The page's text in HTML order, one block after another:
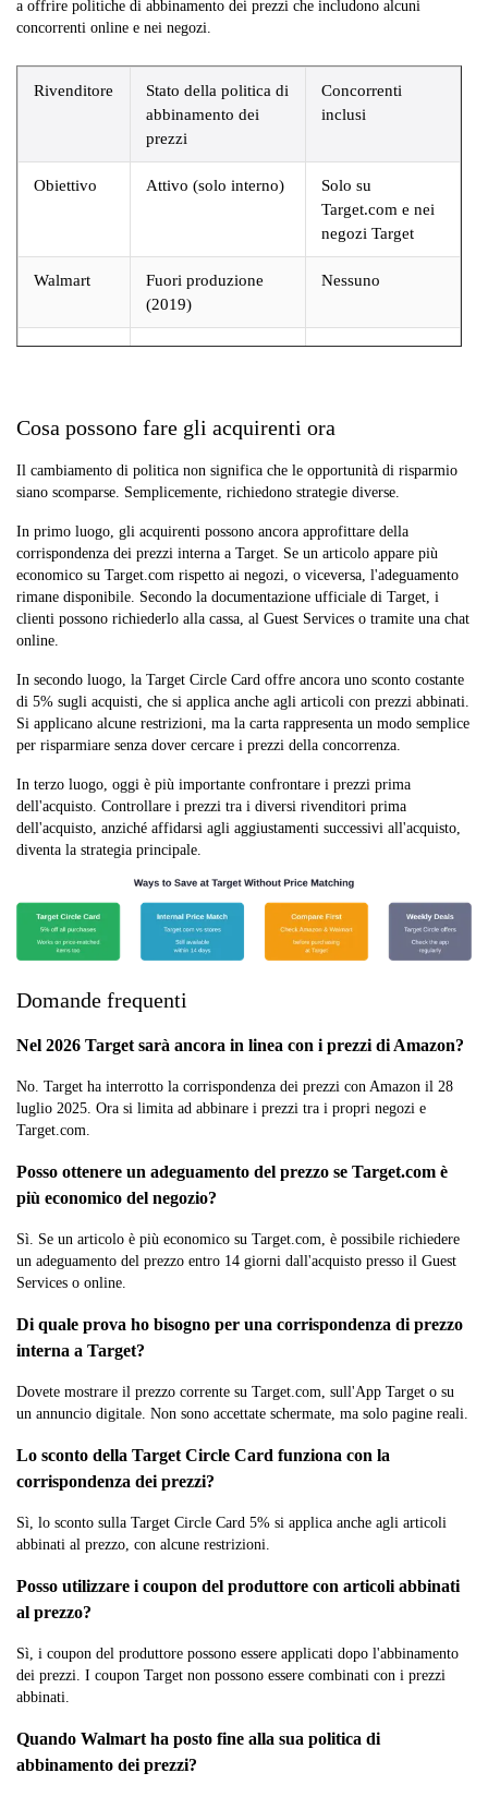
a offrire politiche di abbinamento dei prezzi che includono alcuni
concorrenti online e nei negozi.
Rivenditore
Stato della politica di
abbinamento dei
prezzi
Concorrenti
inclusi
Obiettivo Attivo (solo interno)
Solo su
Target.com e nei
negozi Target
Walmart
Fuori produzione
(2019)
Nessuno
Miglior
Attivo
Selezionare i
Home
Depot
Attivo
rivenditori online
e locali
Amazon Nessuno
Nessuna politica
formale
Cosa possono fare gli acquirenti ora
Il cambiamento di politica non significa che le opportunità di risparmio
siano scomparse. Semplicemente, richiedono strategie diverse.
In primo luogo, gli acquirenti possono ancora approfittare della
corrispondenza dei prezzi interna a Target. Se un articolo appare più
economico su Target.com rispetto ai negozi, o viceversa, l'adeguamento
rimane disponibile. Secondo la documentazione ufficiale di Target, i
clienti possono richiederlo alla cassa, al Guest Services o tramite una chat
online.
In secondo luogo, la Target Circle Card offre ancora uno sconto costante
di 5% sugli acquisti, che si applica anche agli articoli con prezzi abbinati.
Si applicano alcune restrizioni, ma la carta rappresenta un modo semplice
per risparmiare senza dover cercare i prezzi della concorrenza.
In terzo luogo, oggi è più importante confrontare i prezzi prima
dell'acquisto. Controllare i prezzi tra i diversi rivenditori prima
dell'acquisto, anziché affidarsi agli aggiustamenti successivi all'acquisto,
diventa la strategia principale.
Domande frequenti
Nel 2026 Target sarà ancora in linea con i prezzi di Amazon?
No. Target ha interrotto la corrispondenza dei prezzi con Amazon il 28
luglio 2025. Ora si limita ad abbinare i prezzi tra i propri negozi e
Target.com.
Posso ottenere un adeguamento del prezzo se Target.com è
più economico del negozio?
Sì. Se un articolo è più economico su Target.com, è possibile richiedere
un adeguamento del prezzo entro 14 giorni dall'acquisto presso il Guest
Services o online.
Di quale prova ho bisogno per una corrispondenza di prezzo
interna a Target?
Dovete mostrare il prezzo corrente su Target.com, sull'App Target o su
un annuncio digitale. Non sono accettate schermate, ma solo pagine reali.
Lo sconto della Target Circle Card funziona con la
corrispondenza dei prezzi?
Sì, lo sconto sulla Target Circle Card 5% si applica anche agli articoli
abbinati al prezzo, con alcune restrizioni.
Posso utilizzare i coupon del produttore con articoli abbinati
al prezzo?
Sì, i coupon del produttore possono essere applicati dopo l'abbinamento
dei prezzi. I coupon Target non possono essere combinati con i prezzi
abbinati.
Quando Walmart ha posto fine alla sua politica di
abbinamento dei prezzi?